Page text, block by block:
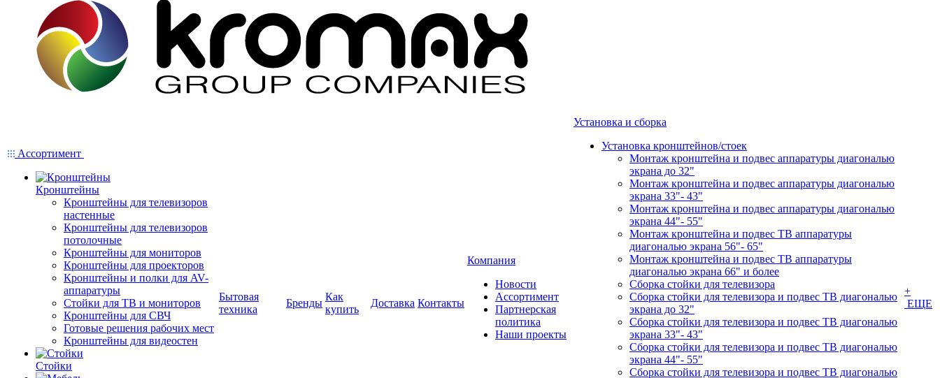
Ассортимент
Кронштейны
Кронштейны для телевизоров
настенные
Кронштейны для телевизоров
потолочные
Кронштейны для мониторов
Кронштейны для проекторов
Кронштейны и полки для AV-
аппаратуры
Стойки для ТВ и мониторов
Кронштейны для СВЧ
Готовые решения рабочих мест
Кронштейны для видеостен
Стойки
Бытовая
техника
Бренды
Как
купить
Доставка Контакты
Компания
Новости
Ассортимент
Партнерская
политика
Наши проекты
Установка и сборка
Установка кронштейнов/стоек
Монтаж кронштейна и подвес аппаратуры диагональю
экрана до 32"
Монтаж кронштейна и подвес аппаратуры диагональю
экрана 33"- 43"
Монтаж кронштейна и подвес аппаратуры диагональю
экрана 44"- 55"
Монтаж кронштейна и подвес ТВ аппаратуры
диагональю экрана 56"- 65"
Монтаж кронштейна и подвес ТВ аппаратуры
диагональю экрана 66" и более
Сборка стойки для телевизора
Сборка стойки для телевизора и подвес ТВ диагональю
экрана до 32"
Сборка стойки для телевизора и подвес ТВ диагональю
экрана 33"- 43"
Сборка стойки для телевизора и подвес ТВ диагональю
экрана 44"- 55"
Сборка стойки для телевизора и подвес ТВ диагональю
+
ЕЩЕ